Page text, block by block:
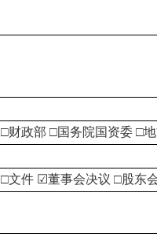
□财政部 □国务院国资委 □
□文件 ☑董事会决议 □股东